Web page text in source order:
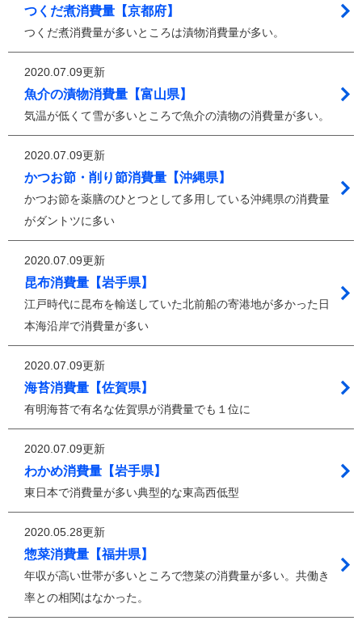
つくだ煮消費量【京都府】
つくだ煮消費量が多いところは漬物消費量が多い。
2020.07.09更新
魚介の漬物消費量【富山県】
気温が低くて雪が多いところで魚介の漬物の消費量が多い。
2020.07.09更新
かつお節・削り節消費量【沖縄県】
かつお節を薬膳のひとつとして多用している沖縄県の消費量
がダントツに多い
2020.07.09更新
昆布消費量【岩手県】
江戸時代に昆布を輸送していた北前船の寄港地が多かった日
本海沿岸で消費量が多い
2020.07.09更新
海苔消費量【佐賀県】
有明海苔で有名な佐賀県が消費量でも１位に
2020.07.09更新
わかめ消費量【岩手県】
東日本で消費量が多い典型的な東高西低型
2020.05.28更新
惣菜消費量【福井県】
年収が高い世帯が多いところで惣菜の消費量が多い。共働き
率との相関はなかった。